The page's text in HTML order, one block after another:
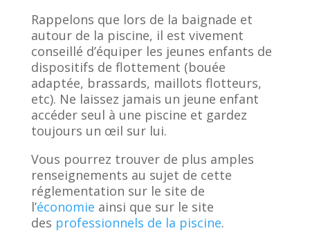
Rappelons que lors de la baignade et
autour de la piscine, il est vivement
conseillé d’équiper les jeunes enfants de
dispositifs de flottement (bouée
adaptée, brassards, maillots flotteurs,
etc). Ne laissez jamais un jeune enfant
accéder seul à une piscine et gardez
toujours un œil sur lui.
Vous pourrez trouver de plus amples
renseignements au sujet de cette
réglementation sur le site de
l’économie ainsi que sur le site
des professionnels de la piscine.